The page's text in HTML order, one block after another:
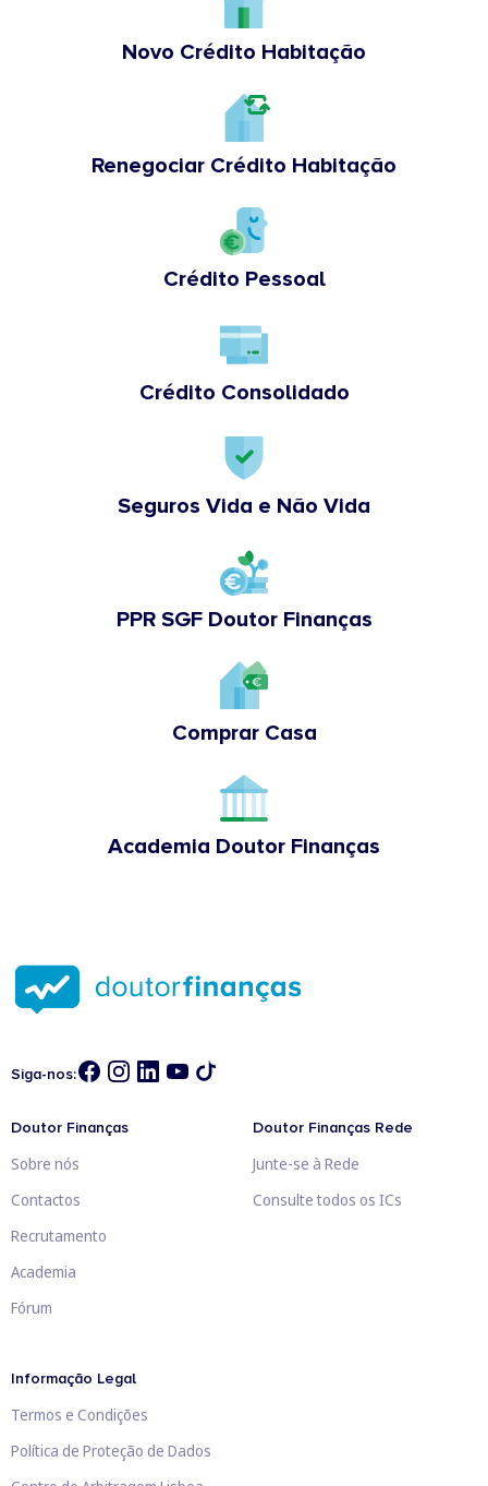
Novo Crédito Habitação
Renegociar Crédito Habitação
Crédito Pessoal
Crédito Consolidado
Seguros Vida e Não Vida
PPR SGF Doutor Finanças
Comprar Casa
Academia Doutor Finanças
Siga-nos:
Doutor Finanças
Sobre nós
Contactos
Recrutamento
Academia
Fórum
Doutor Finanças Rede
Junte-se à Rede
Consulte todos os ICs
Informação Legal
Termos e Condições
Política de Proteção de Dados